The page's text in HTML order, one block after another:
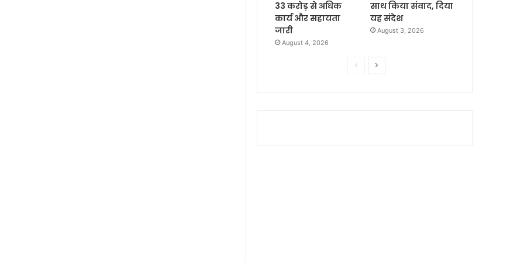
33 करोड़ से अधिक
कार्य और सहायता
जारी
August 4, 2026
साथ किया संवाद, दिया
यह संदेश
August 3, 2026
o
a